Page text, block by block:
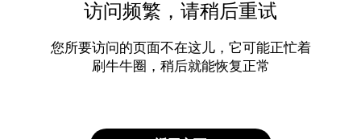
访问频繁，请稍后重试
您所要访问的页面不在这儿，它可能正忙着
刷牛牛圈，稍后就能恢复正常